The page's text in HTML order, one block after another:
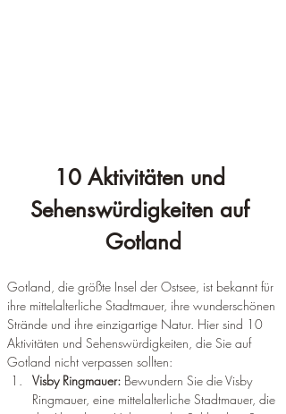
10 Aktivitäten und
Sehenswürdigkeiten auf
Gotland
Gotland, die größte Insel der Ostsee, ist bekannt für
ihre mittelalterliche Stadtmauer, ihre wunderschönen
Strände und ihre einzigartige Natur. Hier sind 10
Aktivitäten und Sehenswürdigkeiten, die Sie auf
Gotland nicht verpassen sollten:
Visby Ringmauer: Bewundern Sie die Visby
Ringmauer, eine mittelalterliche Stadtmauer, die